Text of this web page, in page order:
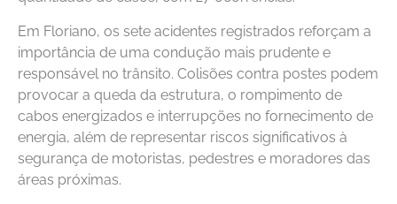
Em Floriano, os sete acidentes registrados reforçam a
importância de uma condução mais prudente e
responsável no trânsito. Colisões contra postes podem
provocar a queda da estrutura, o rompimento de
cabos energizados e interrupções no fornecimento de
energia, além de representar riscos significativos à
segurança de motoristas, pedestres e moradores das
áreas próximas.